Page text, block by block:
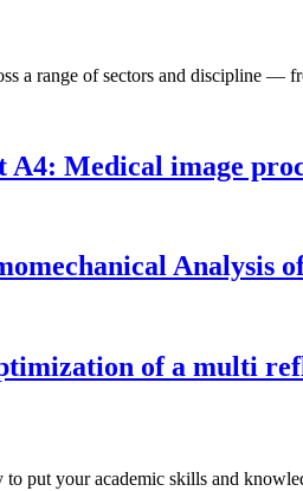
a range of sectors and discipline —
A4: Medical image
Analysis
of a multi
put your academic skills and